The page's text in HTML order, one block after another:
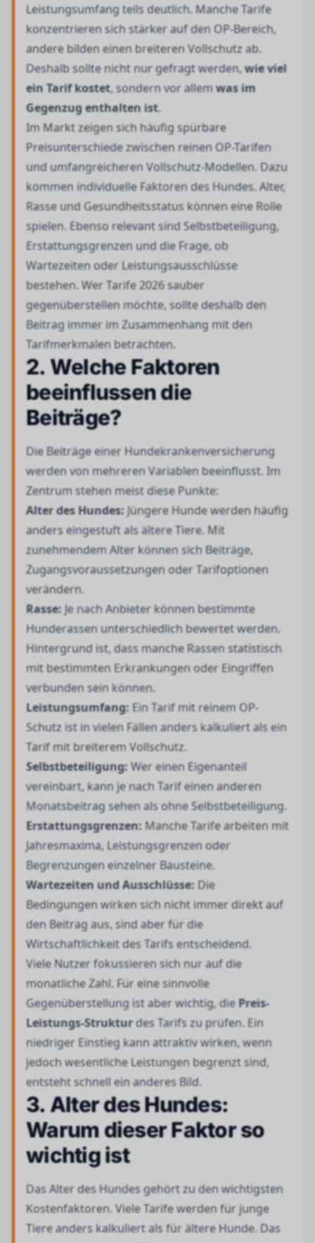
Leistungsumfang teils deutlich. Manche Tarife
konzentrieren sich stärker auf den OP-Bereich,
andere bilden einen breiteren Vollschutz ab.
Deshalb sollte nicht nur gefragt werden,wie viel
ein Tarif kostet, sondern vor allemwas im
Gegenzug enthalten ist.
Im Markt zeigen sich häufig spürbare
Preisunterschiede zwischen reinen OP-Tarifen
und umfangreicheren Vollschutz-Modellen. Dazu
kommen individuelle Faktoren des Hundes. Alter,
Rasse und Gesundheitsstatus können eine Rolle
spielen. Ebenso relevant sind Selbstbeteiligung,
Erstattungsgrenzen und die Frage, ob
Wartezeiten oder Leistungsausschlüsse
bestehen. Wer Tarife 2026 sauber
gegenüberstellen möchte, sollte deshalb den
Beitrag immer im Zusammenhang mit den
Tarifmerkmalen betrachten.
2. Welche Faktoren
beeinflussen die
Beiträge?
Die Beiträge einer Hundekrankenversicherung
werden von mehreren Variablen beeinflusst. Im
Zentrum stehen meist diese Punkte:
Alter des Hundes: Jüngere Hunde werden häufig
anders eingestuft als ältere Tiere. Mit
zunehmendem Alter können sich Beiträge,
Zugangsvoraussetzungen oder Tarifoptionen
verändern.
Rasse: Je nach Anbieter können bestimmte
Hunderassen unterschiedlich bewertet werden.
Hintergrund ist, dass manche Rassen statistisch
mit bestimmten Erkrankungen oder Eingriffen
verbunden sein können.
Leistungsumfang: Ein Tarif mit reinem OP-
Schutz ist in vielen Fällen anders kalkuliert als ein
Tarif mit breiterem Vollschutz.
Selbstbeteiligung:Wer einen Eigenanteil
vereinbart, kann je nach Tarif einen anderen
Monatsbeitrag sehen als ohne Selbstbeteiligung.
Erstattungsgrenzen: Manche Tarife arbeiten mit
Jahresmaxima, Leistungsgrenzen oder
Begrenzungen einzelner Bausteine.
Wartezeiten und Ausschlüsse: Die
Bedingungen wirken sich nicht immer direkt auf
den Beitrag aus, sind aber für die
Wirtschaftlichkeit des Tarifs entscheidend.
Viele Nutzer fokussieren sich nur auf die
monatliche Zahl. Für eine sinnvolle
Gegenüberstellung ist aber wichtig, diePreis-
Leistungs-Strukturdes Tarifs zu prüfen. Ein
niedriger Einstieg kann attraktiv wirken, wenn
jedoch wesentliche Leistungen begrenzt sind,
entsteht schnell ein anderes Bild.
3. Alter des Hundes:
Warum dieser Faktor so
wichtig ist
Das Alter des Hundes gehört zu den wichtigsten
Kostenfaktoren. Viele Tarife werden für junge
Tiere anders kalkuliert als für ältere Hunde. Das